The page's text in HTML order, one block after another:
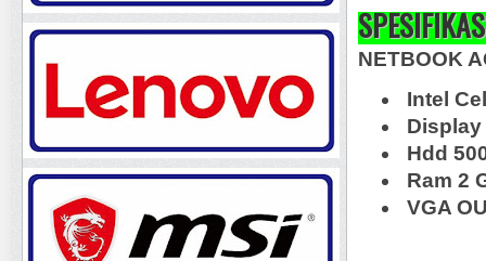
NETBOOK
Intel
Display
Hdd
Ram 2
VGA